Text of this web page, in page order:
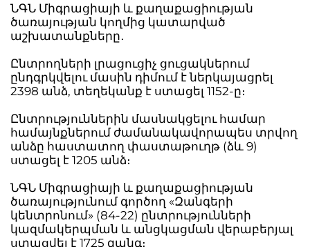
ՆԳՆ Միգրացիայի և քաղաքացիության
ծառայության կողմից կատարված
աշխատանքները․
Ընտրողների լրացուցիչ ցուցակներում
ընդգրկվելու մասին դիմում է ներկայացրել
2398 անձ, տեղեկանք է ստացել 1152-ը։
Ընտրություններին մասնակցելու համար
համայնքներում ժամանակավորապես տրվող
անձը հաստատող փաստաթուղթ (ձև 9)
ստացել է 1205 անձ։
ՆԳՆ Միգրացիայի և քաղաքացիության
ծառայությունում գործող «Զանգերի
կենտրոնում» (84-22) ընտրությունների
կազմակերպման և անցկացման վերաբերյալ
ստացվել է 1725 զանգ։